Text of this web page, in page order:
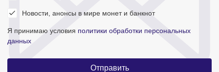
Новости, анонсы в мире монет и банкнот
Я принимаю условия политики обработки персональных
данных